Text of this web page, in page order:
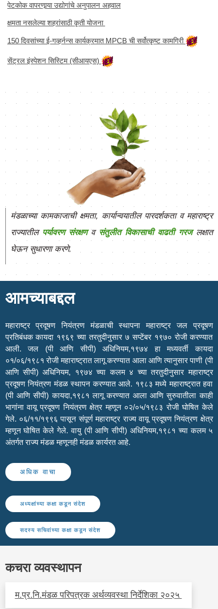
पेटकोक वापरणार्‍या उद्योगांचे अनुपालन अहवाल
क्षमता नसलेल्या शहरांसाठी कृती योजना
150 दिवसांच्या ई-गव्हर्नन्स कार्यक्रमात MPCB ची सर्वोत्कृष्ट कामगिरी
सेंट्रल इंस्पेशन सिस्टिम (सीआयएस)
मंडळाच्या कामकाजाची क्षमता, कार्यान्वयातील पारदर्शकता व महाराष्ट्र
राज्यातील पर्यावरण संरक्षण व संतुलीत विकासाची वाढती गरजलक्षात
घेऊन सुधारणा करणे.
आमच्याबद्दल
महाराष्ट्र प्रदूषण नियंत्रण मंडळाची स्थापना महाराष्ट्र जल प्रदूषण
प्रतिबंधक कायदा १९६९ च्या तरतुदीनुसार ७ सप्टेंबर १९७० रोजी करण्यात
आली. जल (पी आणि सीपी) अधिनियम,१९७४ हा मध्यवर्ती कायदा
०१/०६/१९८१ रोजी महाराष्ट्रात लागू करण्यात आला आणि त्यानुसार पाणी (पी
आणि सीपी) अधिनियम, १९७४ च्या कलम ४ च्या तरतुदीनुसार महाराष्ट्र
प्रदूषण नियंत्रण मंडळ स्थापन करण्यात आले. १९८३ मध्ये महाराष्ट्रात हवा
(पी आणि सीपी) कायदा,१९८१ लागू करण्यात आला आणि सुरुवातीला काही
भागांना वायू प्रदूषण नियंत्रण क्षेत्र म्हणून ०२/०५/१९८३ रोजी घोषित केले
गेले. ०६/११/१९९६ पासून संपूर्ण महाराष्ट्र राज्य वायू प्रदूषण नियंत्रण क्षेत्र
म्हणून घोषित केले गेले. वायु (पी आणि सीपी) अधिनियम,१९८१ च्या कलम ५
अंतर्गत राज्य मंडळ म्हणूनही मंडळ कार्यरत आहे.
अधिक वाचा
अध्यक्षांच्या कक्षा कडून संदेश
सदस्य सचिवांच्या कक्षा कडून संदेश
कचरा व्यवस्थापन
म.प्र.नि.मंडळ परिपत्रक अर्थव्यवस्था निर्देशिका २०२५